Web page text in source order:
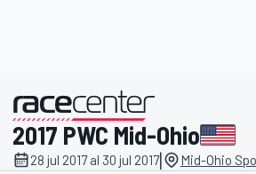
presentado por
2017 PWC Mid-Ohio
28 jul 2017 al 30 jul 2017| Mid-Ohio